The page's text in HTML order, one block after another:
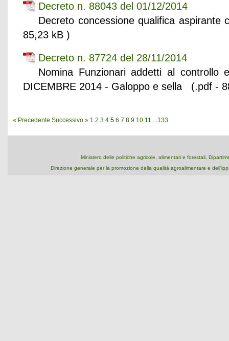
Decreto n. 88043 del 01/12/2014
Decreto concessione qualifica
85,23 kB )
Decreto n. 87724 del 28/11/2014
Nomina Funzionari addetti al controllo
DICEMBRE 2014 - Galoppo e sella (.pdf -
« Precedente Successivo » 1 2 3 4 5 6 7 8 9 10 11 ...133
Ministero delle politiche agricole, alimentari e forestali,
Direzione generale per la promozione della qualità agroalimentare e